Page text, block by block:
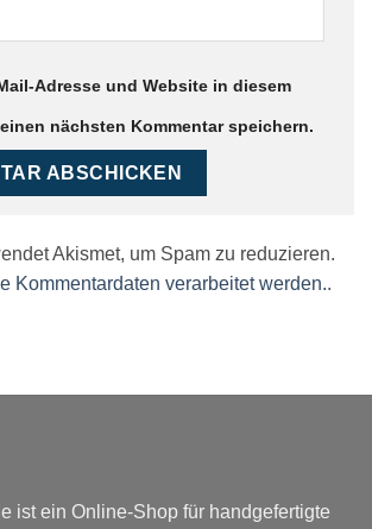
Adresse und Website in diesem
nächsten Kommentar speichern.
Akismet, um Spam zu reduzieren.
Kommentardaten verarbeitet werden..
ist ein Online-Shop für handgefertigte